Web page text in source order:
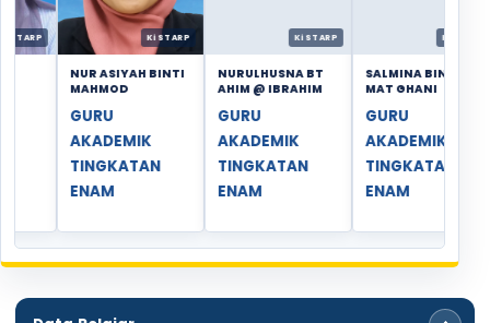
ASIYAH BINTI
NURULHUSNA BT
AHIM @ IBRAHIM
AKADEMIK
TINGKATAN
SALMINA BINTI
MAT GHANI
AKADEMIK
TINGKATAN
SITI
JAJULI